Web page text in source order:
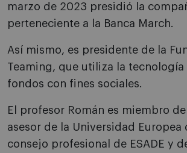
marzo de 2023 presidió la
perteneciente a la Banca March.
Así mismo, es presidente de la
Teaming, que utiliza la tecnología
fondos con fines sociales.
El profesor Román es miembro
asesor de la Universidad Europea
consejo profesional de ESADE y